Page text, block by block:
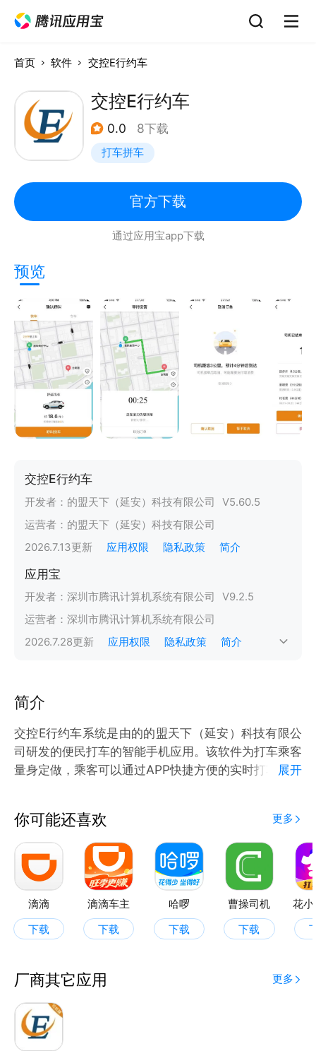
首页 软件 交控E行约车
交控E行约车
0.0 8下载
打车拼车
官方下载
通过应用宝app下载
预览
交控E行约车
开发者： 的盟天下（延安）科技有限公司 V5.60.5
运营者： 的盟天下（延安）科技有限公司
2026.7.13更新 应用权限 隐私政策 简介
应用宝
开发者： 深圳市腾讯计算机系统有限公司 V9.2.5
运营者： 深圳市腾讯计算机系统有限公司
2026.7.28更新 应用权限 隐私政策 简介
简介
交控E行约车系统是由的的盟天下（延安）科技有限公
司研发的便民打车的智能手机应用。该软件为打车乘客
量身定做，乘客可以通过APP快捷方便的实时打车或者
展开
你可能还喜欢 更多
滴滴
下载
滴滴车主
下载
哈啰
下载
曹操司机
下载
花
厂商其它应用 更多